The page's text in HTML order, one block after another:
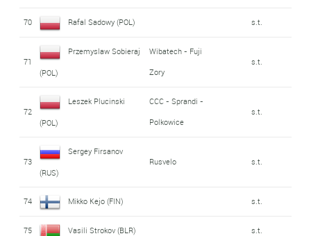
70 Rafal Sadowy (POL) s.t.
71
Przemyslaw Sobieraj
(POL)
Wibatech - Fuji
Zory
s.t.
72
Leszek Plucinski
(POL)
CCC - Sprandi -
Polkowice
s.t.
73
Sergey Firsanov
(RUS)
Rusvelo s.t.
74 Mikko Kejo (FIN) s.t.
75 Vasili Strokov (BLR) s.t.